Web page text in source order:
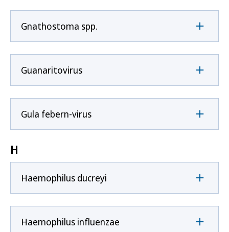
Gnathostoma spp.
Guanaritovirus
Gula febern-virus
H
Haemophilus ducreyi
Haemophilus influenzae